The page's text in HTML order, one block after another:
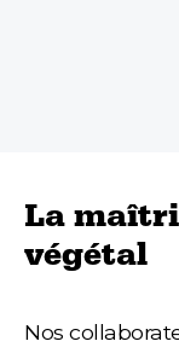
La
végétal
Nos